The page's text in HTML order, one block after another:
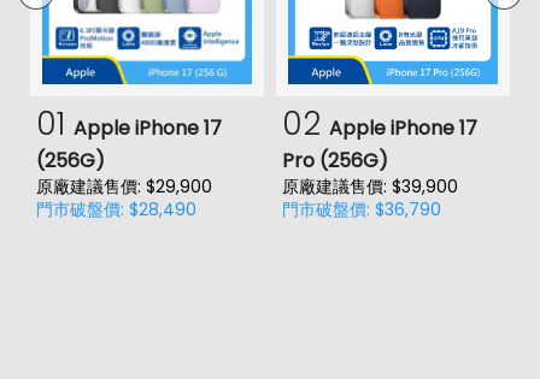
01 Apple iPhone 17
(256G)
原廠建議售價: $29,900
門市破盤價: $28,490
02 Apple iPhone 17
Pro (256G)
原廠建議售價: $39,900
門市破盤價: $36,790